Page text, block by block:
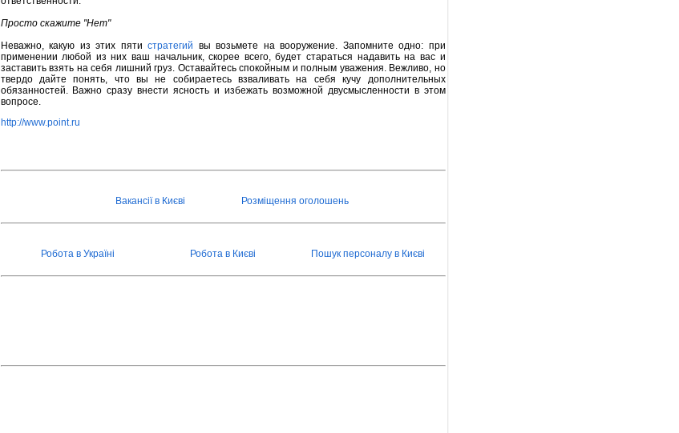
Просто скажите "Нет"
Неважно, какую из этих пяти стратегий вы возьмете на вооружение. Запомните одно: при
применении любой из них ваш начальник, скорее всего, будет стараться надавить на вас и
заставить взять на себя лишний груз. Оставайтесь спокойным и полным уважения. Вежливо, но
твердо дайте понять, что вы не собираетесь взваливать на себя кучу дополнительных
обязанностей. Важно сразу внести ясность и избежать возможной двусмысленности в этом
вопросе.
http://www.point.ru
Вакансії в Києві Розміщення оголошень
Робота в Україні Робота в Києві Пошук персоналу в Києві